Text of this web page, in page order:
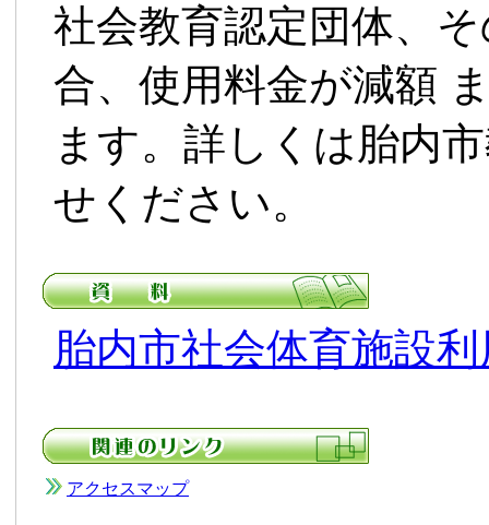
社会教育認定団体、
合、使用料金が減額
ます。詳しくは胎内
せください。
胎内市社会体育施設
アクセスマップ